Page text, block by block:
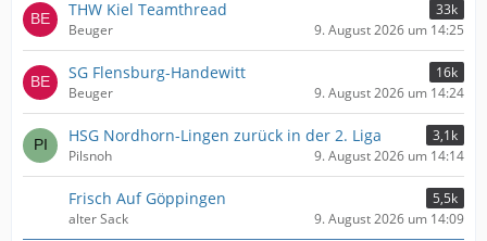
THW Kiel Teamthread
33k
Beuger
9. August 2026 um 14:25
SG Flensburg-Handewitt
16k
Beuger
9. August 2026 um 14:24
HSG Nordhorn-Lingen zurück in der 2. Liga
3,1k
Pilsnoh
9. August 2026 um 14:14
Frisch Auf Göppingen
5,5k
alter Sack
9. August 2026 um 14:09